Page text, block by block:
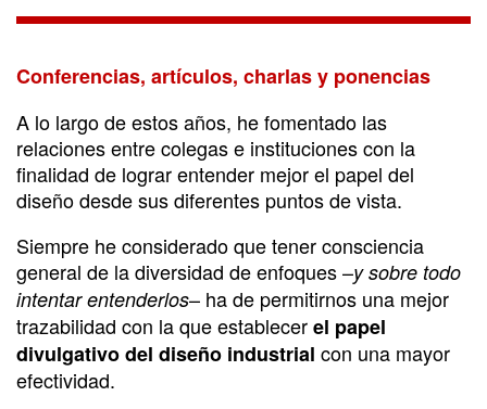
Divulgación
Conferencias, artículos, charlas y ponencias
A lo largo de estos años, he fomentado las
relaciones entre colegas e instituciones con la
finalidad de lograr entender mejor el papel del
diseño desde sus diferentes puntos de vista.
Siempre he considerado que tener consciencia
general de la diversidad de enfoques –y sobre todo
intentar entenderlos– ha de permitirnos una mejor
trazabilidad con la que establecerel papel
divulgativo del diseño industrial con una mayor
efectividad.